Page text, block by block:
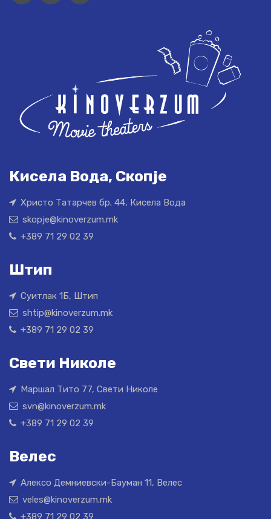
Кисела Вода, Скопје
Христо Татарчев бр. 44, Кисела Вода
skopje@kinoverzum.mk
+389 71 29 02 39
Штип
Суитлак 1Б, Штип
shtip@kinoverzum.mk
+389 71 29 02 39
Свети Николе
Маршал Тито 77, Свети Николе
svn@kinoverzum.mk
+389 71 29 02 39
Велес
Алексо Демниевски-Бауман 11, Велес
veles@kinoverzum.mk
+389 71 29 02 39